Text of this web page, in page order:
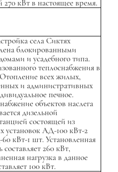
270 кВт в настоящее время.
села Сиктях
блокированными
и усадебного типа.
теплоснабжения в
всех жилых,
и административных
печное.
объектов наслега
дизельной
состоящей из
установок АД-100 кВт-2
кВт-1 шт. Установленная
260 кВт,
нагрузка в данное
100 кВт.